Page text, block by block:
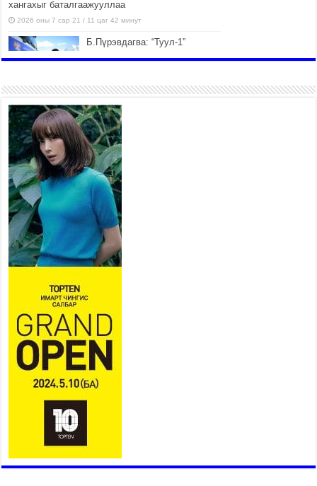
хангахыг баталгаажууллаа
2026 оны 7 сар 21 / 11 цаг 42 минут
Б.Пүрэвдагва: “Туул-1”
2026 оны 7 сар 21 / 10 цаг 15 минут
НИЙСЛЭЛ, АЙМГИЙН
УДИРДЛАГУУДЫН АЖЛЫГ
ХҮНД СУРТЛЫГ БУУРУУЛЖ,
ИРГЭД, АЖ АХУЙН НЭГЖИЙН
АЧААГ ХЭРХЭН ХӨНГӨЛСНӨӨР ДҮГНЭНЭ
2026 оны 7 сар 21 / 10 цаг 09 минут
Байнгын хорооны дарга
М.Мандхай Цөлжилттэй
тэмцэх тухай НҮБ-ын
конвенцын талуудын 17 дугаар
бага хурал (СОР17)-ын бэлтгэл ажлын явцтай
танилцлаа
2026 оны 7 сар 21 / 10 цаг 03 минут
Б.Пүрэвдагва: Бүтээн байгуулалтын аливаа
ажил инженерийн хангамжийн байгууллагуудын
уялдаа холбоогүйгээс саатах ёсгүй
2026 оны 7 сар 20 / 17 цаг 21 минут
“Сэлбэ 20 минутын хот” төслийн анхны 12
давхар барилгын үндсэн карказ, цутгалтын ажил
2026 оны 7 сар 20 / 17 цаг 17 минут
Мопед, скүүтер, тэдгээртэй адилтгах үзүүлэлт
бүхий тээврийн хэрэгсэлтэй холбоотой
нийслэлийн засаг дарга захирамж гаргалаа